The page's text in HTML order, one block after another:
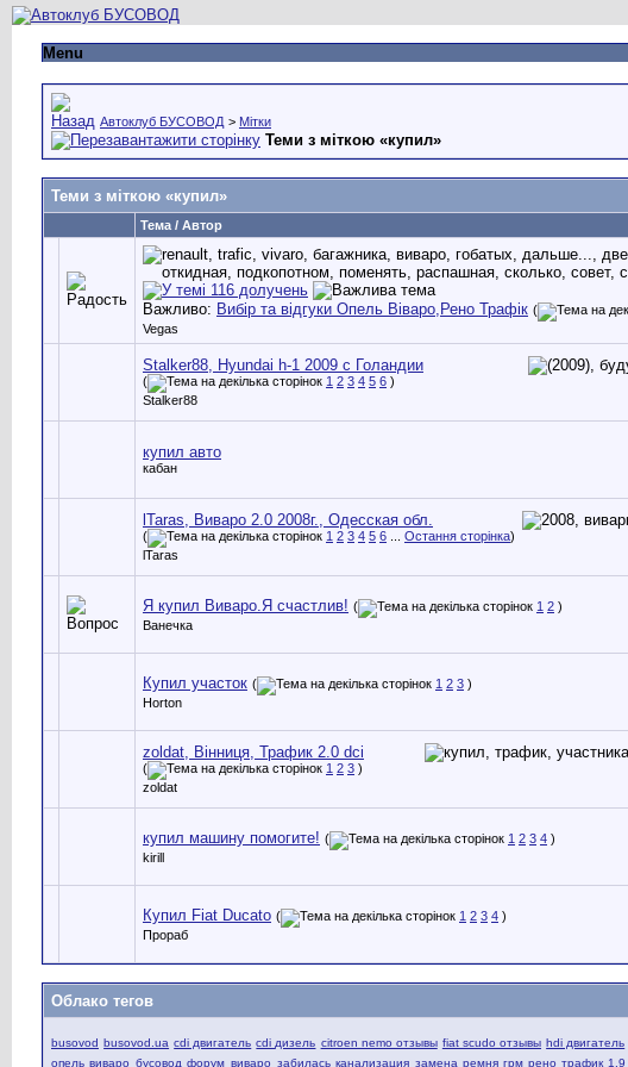
Menu
Автоклуб БУСОВОД > Мітки
Теми з міткою «купил»
Теми з міткою «купил»
Тема / Автор
Важливо: Вибір та відгуки Опель Віваро,Рено Трафік (
Vegas
Stalker88, Hyundai h-1 2009 с Голандии
( 1 2 3 4 5 6 )
Stalker88
купил авто
кабан
lTaras, Виварo 2.0 2008г., Одесская обл.
( 1 2 3 4 5 6 Остання сторінка)
lTaras
Я купил Виваро.Я счастлив! ( 1 2 )
Ванечка
Купил участок ( 1 2 3 )
Horton
zoldat, Вінниця, Трафик 2.0 dci
( 1 2 3 )
zoldat
купил машину помогите! ( 1 2 3 4 )
kirill
Купил Fiat Ducato ( 1 2 3 4 )
Прораб
Облако тегов
busovod busovod.ua cdi двигатель cdi дизель citroen nemo отзывы fiat scudo отзывы hdi двигатель
опель виваро бусовод форум виваро забилась канализация замена ремня грм рено трафик 1.9